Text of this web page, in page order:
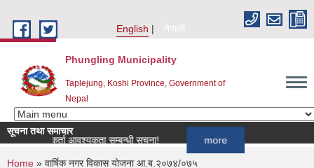
English
नेपाली
Phungling Municipality
Taplejung, Koshi Province, Government of
Nepal
सूचना तथा समाचार
खोपकर्ता आवश्यकता सम्बन्धी सूचना!
Home » वार्षिक नगर विकास योजना आ.ब.२०७४/०७५